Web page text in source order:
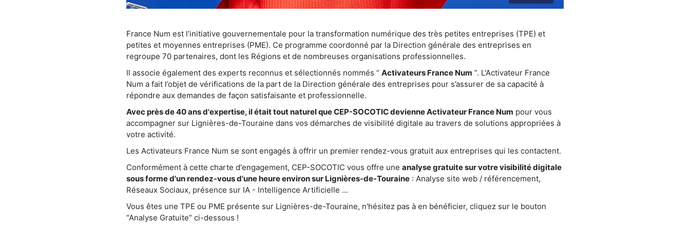
France Num est l’initiative gouvernementale pour la transformation numérique des très petites entreprises (TPE) et
petites et moyennes entreprises (PME). Ce programme coordonné par la Direction générale des entreprises en
regroupe 70 partenaires, dont les Régions et de nombreuses organisations professionnelles.
Il associe également des experts reconnus et sélectionnés nommés “ Activateurs France Num ”. L'Activateur France
Num a fait l’objet de vérifications de la part de la Direction générale des entreprises pour s’assurer de sa capacité à
répondre aux demandes de façon satisfaisante et professionnelle.
Avec près de 40 ans d'expertise, il était tout naturel que CEP-SOCOTIC devienne Activateur France Num pour vous
accompagner sur Lignières-de-Touraine dans vos démarches de visibilité digitale au travers de solutions appropriées à
votre activité.
Les Activateurs France Num se sont engagés à offrir un premier rendez-vous gratuit aux entreprises qui les contactent.
Conformément à cette charte d'engagement, CEP-SOCOTIC vous offre une analyse gratuite sur votre visibilité digitale
sous forme d'un rendez-vous d'une heure environ sur Lignières-de-Touraine: Analyse site web / référencement,
Réseaux Sociaux, présence sur IA - Intelligence Artificielle ...
Vous êtes une TPE ou PME présente sur Lignières-de-Touraine, n'hésitez pas à en bénéficier, cliquez sur le bouton
“Analyse Gratuite” ci-dessous !